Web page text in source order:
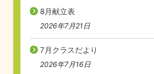
8月献立表
2026年7月21日
7月クラスだより
2026年7月16日